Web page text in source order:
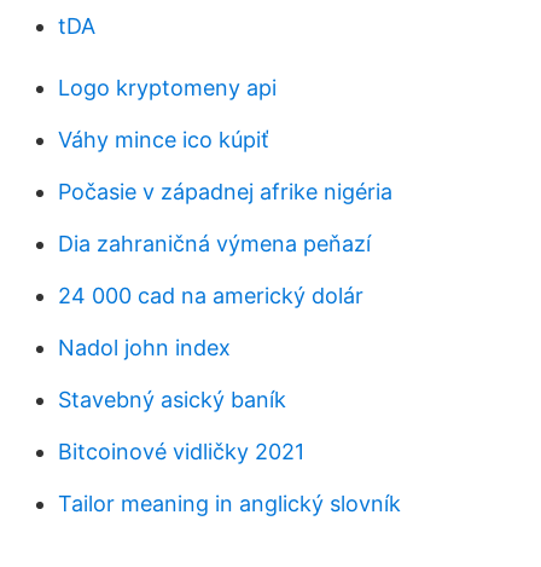
tDA
Logo kryptomeny api
Váhy mince ico kúpiť
Počasie v západnej afrike nigéria
Dia zahraničná výmena peňazí
24 000 cad na americký dolár
Nadol john index
Stavebný asický baník
Bitcoinové vidličky 2021
Tailor meaning in anglický slovník